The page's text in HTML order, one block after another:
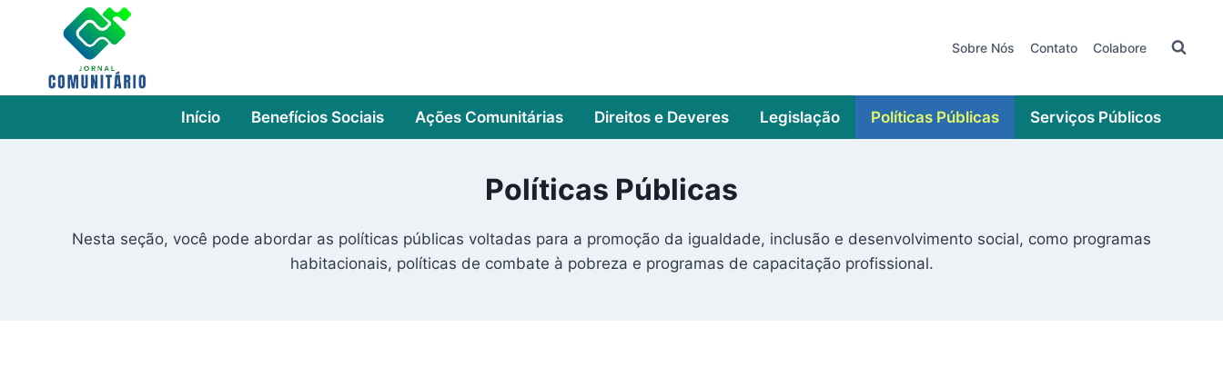
Sobre Nós Contato Colabore
Início Benefícios Sociais Ações Comunitárias Direitos e Deveres Legislação Políticas Públicas Serviços Públicos
Políticas Públicas
Nesta seção, você pode abordar as políticas públicas voltadas para a promoção da igualdade, inclusão e desenvolvimento social, como programas
habitacionais, políticas de combate à pobreza e programas de capacitação profissional.